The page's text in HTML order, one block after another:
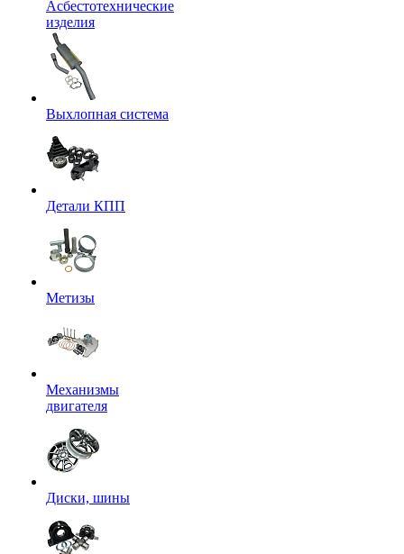
Асбестотехнические
изделия
Выхлопная система
Детали КПП
Метизы
Механизмы
двигателя
Диски, шины